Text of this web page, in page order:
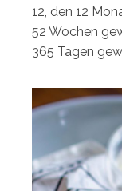
12, den 12
52 Wochen
365 Tagen